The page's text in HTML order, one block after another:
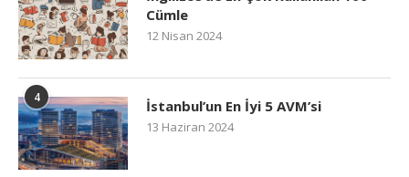
Cümle
12 Nisan 2024
4 İstanbul’un En İyi 5 AVM’si
13 Haziran 2024